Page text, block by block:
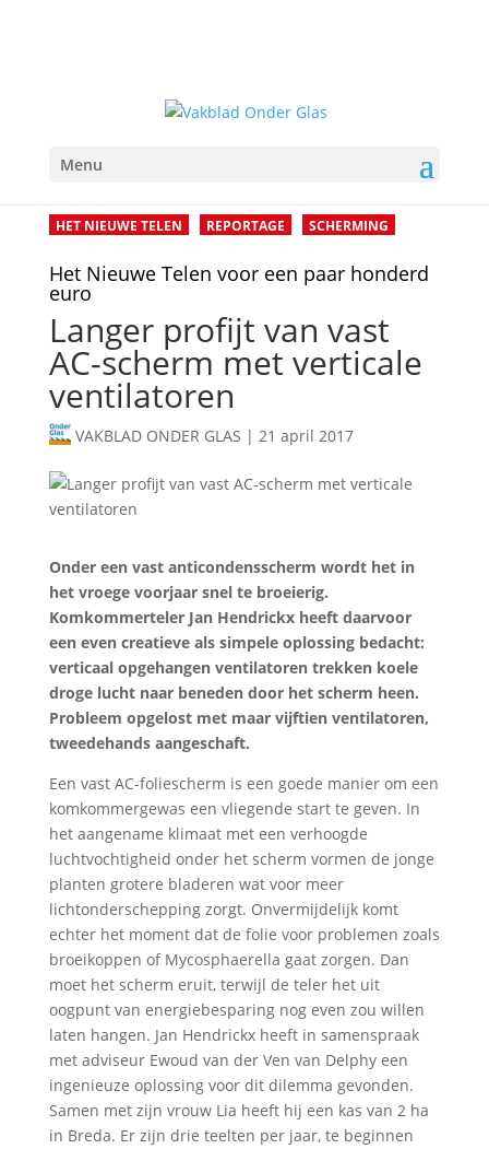
Menu
HET NIEUWE TELEN REPORTAGE SCHERMING
Het Nieuwe Telen voor een paar honderd
euro
Langer profijt van vast
AC-scherm met verticale
ventilatoren
VAKBLAD ONDER GLAS | 21 april 2017
Onder een vast anticondensscherm wordt het in
het vroege voorjaar snel te broeierig.
Komkommerteler Jan Hendrickx heeft daarvoor
een even creatieve als simpele oplossing bedacht:
verticaal opgehangen ventilatoren trekken koele
droge lucht naar beneden door het scherm heen.
Probleem opgelost met maar vijftien ventilatoren,
tweedehands aangeschaft.
Een vast AC-foliescherm is een goede manier om een
komkommergewas een vliegende start te geven. In
het aangename klimaat met een verhoogde
luchtvochtigheid onder het scherm vormen de jonge
planten grotere bladeren wat voor meer
lichtonderschepping zorgt. Onvermijdelijk komt
echter het moment dat de folie voor problemen zoals
broeikoppen of Mycosphaerella gaat zorgen. Dan
moet het scherm eruit, terwijl de teler het uit
oogpunt van energiebesparing nog even zou willen
laten hangen. Jan Hendrickx heeft in samenspraak
met adviseur Ewoud van der Ven van Delphy een
ingenieuze oplossing voor dit dilemma gevonden.
Samen met zijn vrouw Lia heeft hij een kas van 2 ha
in Breda. Er zijn drie teelten per jaar, te beginnen